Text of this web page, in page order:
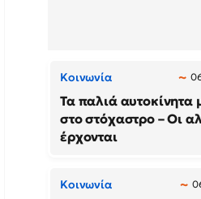
Κοινωνία
Τα παλιά αυτοκίνητα
στο στόχαστρο – Οι
έρχονται
Κοινωνία